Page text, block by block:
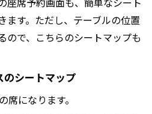
ます。ただし、テーブルの位置
ので、こちらのシートマップも
シートマップ
席になります。